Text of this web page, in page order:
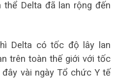
Delta đã lan rộng đến
Delta có tốc độ lây lan
trên toàn thế giới với tốc
vài ngày Tổ chức Y tế